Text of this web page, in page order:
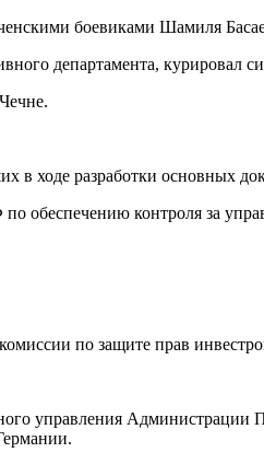
боевиками Шамиля
департамента, курировал
в ходе разработки основных
обеспечению контроля за
по защите прав
управления Администрации